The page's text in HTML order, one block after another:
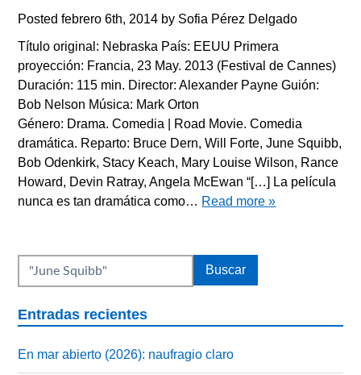
Postedfebrero 6th, 2014 by Sofia Pérez Delgado
Título original: Nebraska País: EEUU Primera
proyección: Francia, 23 May. 2013 (Festival de Cannes)
Duración: 115 min. Director: Alexander Payne Guión:
Bob Nelson Música: Mark Orton
Género: Drama. Comedia | Road Movie. Comedia
dramática. Reparto: Bruce Dern, Will Forte, June Squibb,
Bob Odenkirk, Stacy Keach, Mary Louise Wilson, Rance
Howard, Devin Ratray, Angela McEwan “[…] La película
nunca es tan dramática como… Read more »
Entradas recientes
En mar abierto (2026): naufragio claro